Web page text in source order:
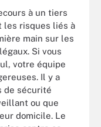
à un tiers
les risques liés à
main sur les
Si vous
votre équipe
Il y a
de sécurité
ou que
domicile. Le